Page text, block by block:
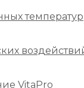
температур
VitaPro